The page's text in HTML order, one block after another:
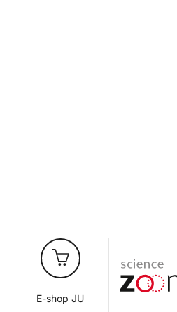
E-shop JU